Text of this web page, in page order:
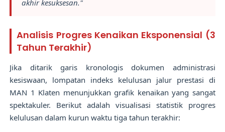
akhir kesuksesan."
Analisis Progres Kenaikan Eksponensial (3
Tahun Terakhir)
Jika ditarik garis kronologis dokumen administrasi
kesiswaan, lompatan indeks kelulusan jalur prestasi di
MAN 1 Klaten menunjukkan grafik kenaikan yang sangat
spektakuler. Berikut adalah visualisasi statistik progres
kelulusan dalam kurun waktu tiga tahun terakhir: